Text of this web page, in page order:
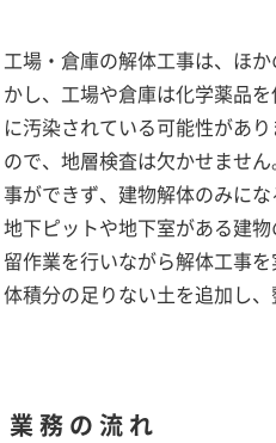
工場・倉庫の解体工事は、ほ
かし、工場や倉庫は化学薬品
に汚染されている可能性があ
ので、地層検査は欠かせませ
事ができず、建物解体のみにな
地下ピットや地下室がある建
留作業を行いながら解体工事
体積分の足りない土を追加し、
業務の流れ